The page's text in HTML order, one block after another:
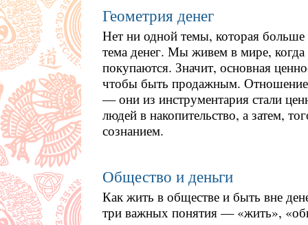
Геометрия денег
Нет ни одной темы, которая
тема денег. Мы живем в мире,
покупаются. Значит, основная
чтобы быть продажным. Отношение
— они из инструментария стали
людей в накопительство, а затем,
сознанием.
Общество и деньги
Как жить в обществе и быть вне
три важных понятия — «жить»,